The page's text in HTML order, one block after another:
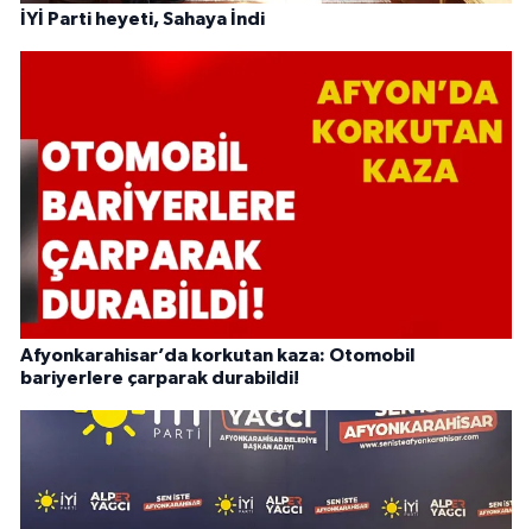
İYİ Parti heyeti, Sahaya İndi
Afyonkarahisar’da korkutan kaza: Otomobil
bariyerlere çarparak durabildi!